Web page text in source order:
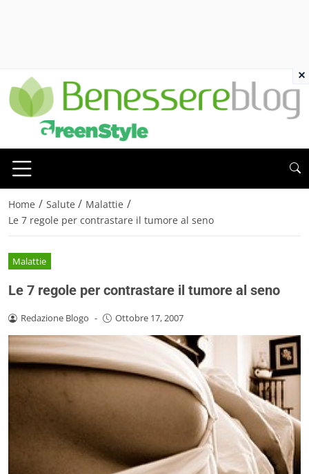
Home / Salute / Malattie /
Le 7 regole per contrastare il tumore al seno
Malattie
Le 7 regole per contrastare il tumore al seno
Redazione Blogo - Ottobre 17, 2007
×